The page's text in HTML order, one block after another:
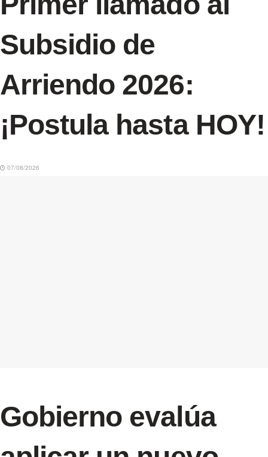
Subsidio de
Arriendo 2026:
¡Postula hasta HOY!
07/08/2026
Gobierno evalúa